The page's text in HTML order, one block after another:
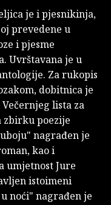
je i pjesnikinja,
prevedene u
i pjesme
Uvrštavana je u
Za rukopis
dobitnica je
lista za
poezije
nagrađen je
kao i
umjetnost Jure
istoimeni
noći" nagrađen je